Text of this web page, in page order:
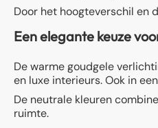
Door het hoogteverschil en
Een elegante keuze
De warme goudgele
en luxe interieurs. Ook in
De neutrale kleuren
ruimte.